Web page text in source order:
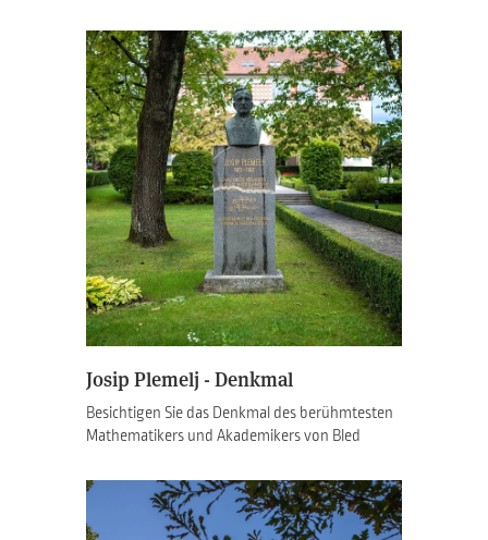
Josip Plemelj - Denkmal
Besichtigen Sie das Denkmal des berühmtesten
Mathematikers und Akademikers von Bled